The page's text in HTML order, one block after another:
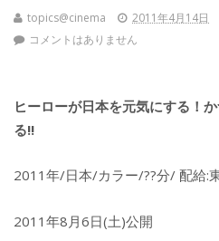
topics@cinema 2011年4月14日
コメントはありません
ヒーローが日本を元気にする！
る!!
2011年/日本/カラー/??分/ 配給:
2011年8月6日(土)公開